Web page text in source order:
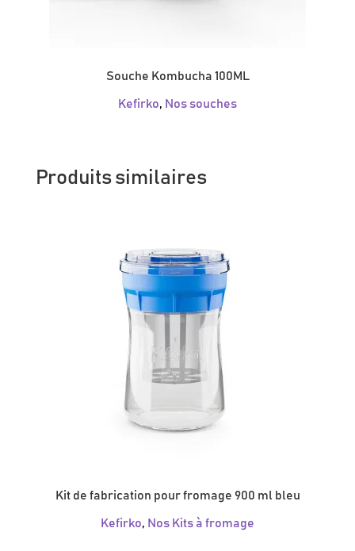
Souche Kombucha 100ML
Kefirko, Nos souches
Produits similaires
Kit de fabrication pour fromage 900 ml bleu
Kefirko, Nos Kits à fromage